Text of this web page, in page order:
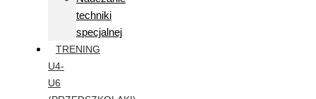
techniki
specjalnej
TRENING
U4-
U6